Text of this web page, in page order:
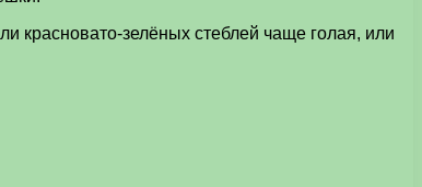
красновато-зелёных стеблей чаще голая, или